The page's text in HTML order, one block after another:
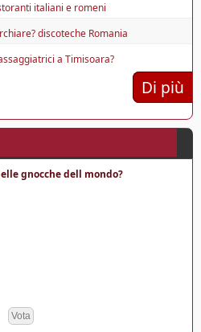
italiani e romeni
discoteche Romania
a Timisoara?
Di più
gnocche dell mondo?